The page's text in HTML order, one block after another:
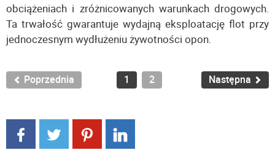
obciążeniach i zróżnicowanych warunkach drogowych.
Ta trwałość gwarantuje wydajną eksploatację flot przy
jednoczesnym wydłużeniu żywotności opon.
Poprzednia 1 2 Następna